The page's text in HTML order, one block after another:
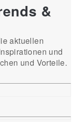
&
aktuellen
und
und Vorteile.